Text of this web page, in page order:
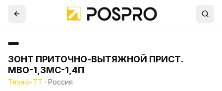
ЗОНТ ПРИТОЧНО-ВЫТЯЖНОЙ ПРИСТ.
МВО-1,3МС-1,4П
Техно-ТТ · Россия